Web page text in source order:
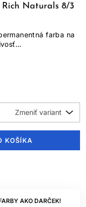
Rich Naturals 8/3
farba na
AKO DARČEK!
KOŠÍKA